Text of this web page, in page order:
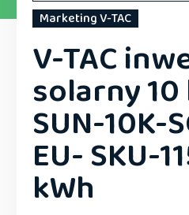
Marketing V-TAC
V-TAC
solarny 10
SUN-10K-
EU- SKU-
kWh